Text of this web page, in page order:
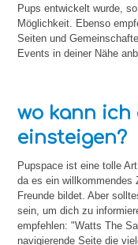
Pups entwickelt wurde,
Möglichkeit. Ebenso
Seiten und
Events in deiner Nähe
wo kann
einsteigen?
Pupspace ist eine tolle
da es ein willkommendes
Freunde bildet. Aber
sein, um dich zu
empfehlen: "Watts The
navigierende Seite die